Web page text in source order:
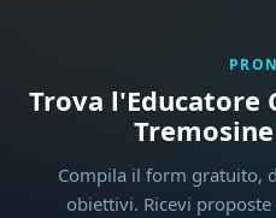
Trova l'Educatore
Compila il form gratuito,
obiettivi. Ricevi